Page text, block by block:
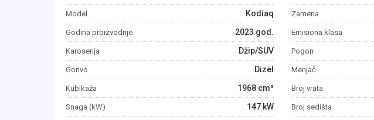
Model Kodiaq
Godina proizvodnje 2023 god.
Karoserija Džip/SUV
Gorivo Dizel
Kubikaža 1968 cm³
Snaga (kW) 147 kW
Zamena
Emisiona klasa
Pogon
Menjač
Broj vrata
Broj sedišta